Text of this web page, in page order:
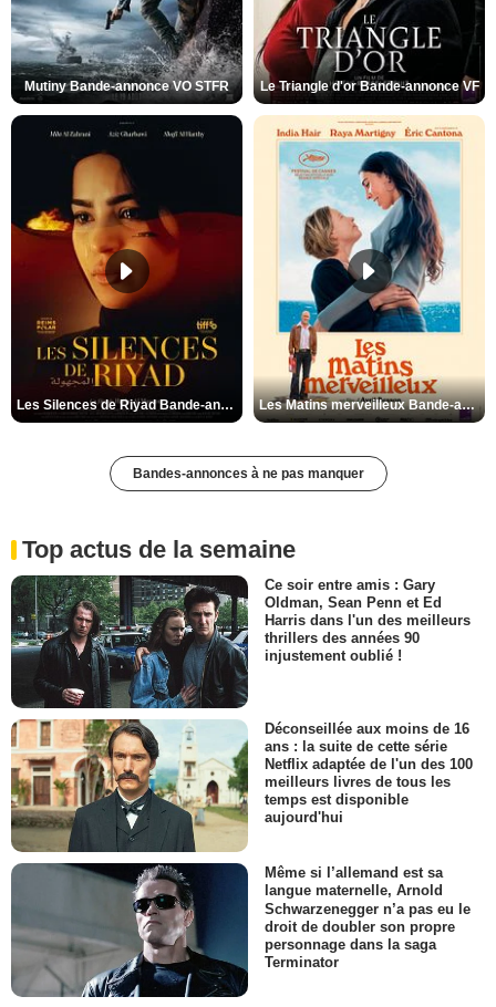
Mutiny Bande-annonce VO STFR Le Triangle d'or Bande-annonce VF
Les Silences de Riyad Bande-annonce VO STFR Les Matins merveilleux Bande-annonce VF
Bandes-annonces à ne pas manquer
Top actus de la semaine
Ce soir entre amis : Gary
Oldman, Sean Penn et Ed
Harris dans l'un des meilleurs
thrillers des années 90
injustement oublié !
Déconseillée aux moins de 16
ans : la suite de cette série
Netflix adaptée de l'un des 100
meilleurs livres de tous les
temps est disponible
aujourd'hui
Même si l’allemand est sa
langue maternelle, Arnold
Schwarzenegger n’a pas eu le
droit de doubler son propre
personnage dans la saga
Terminator